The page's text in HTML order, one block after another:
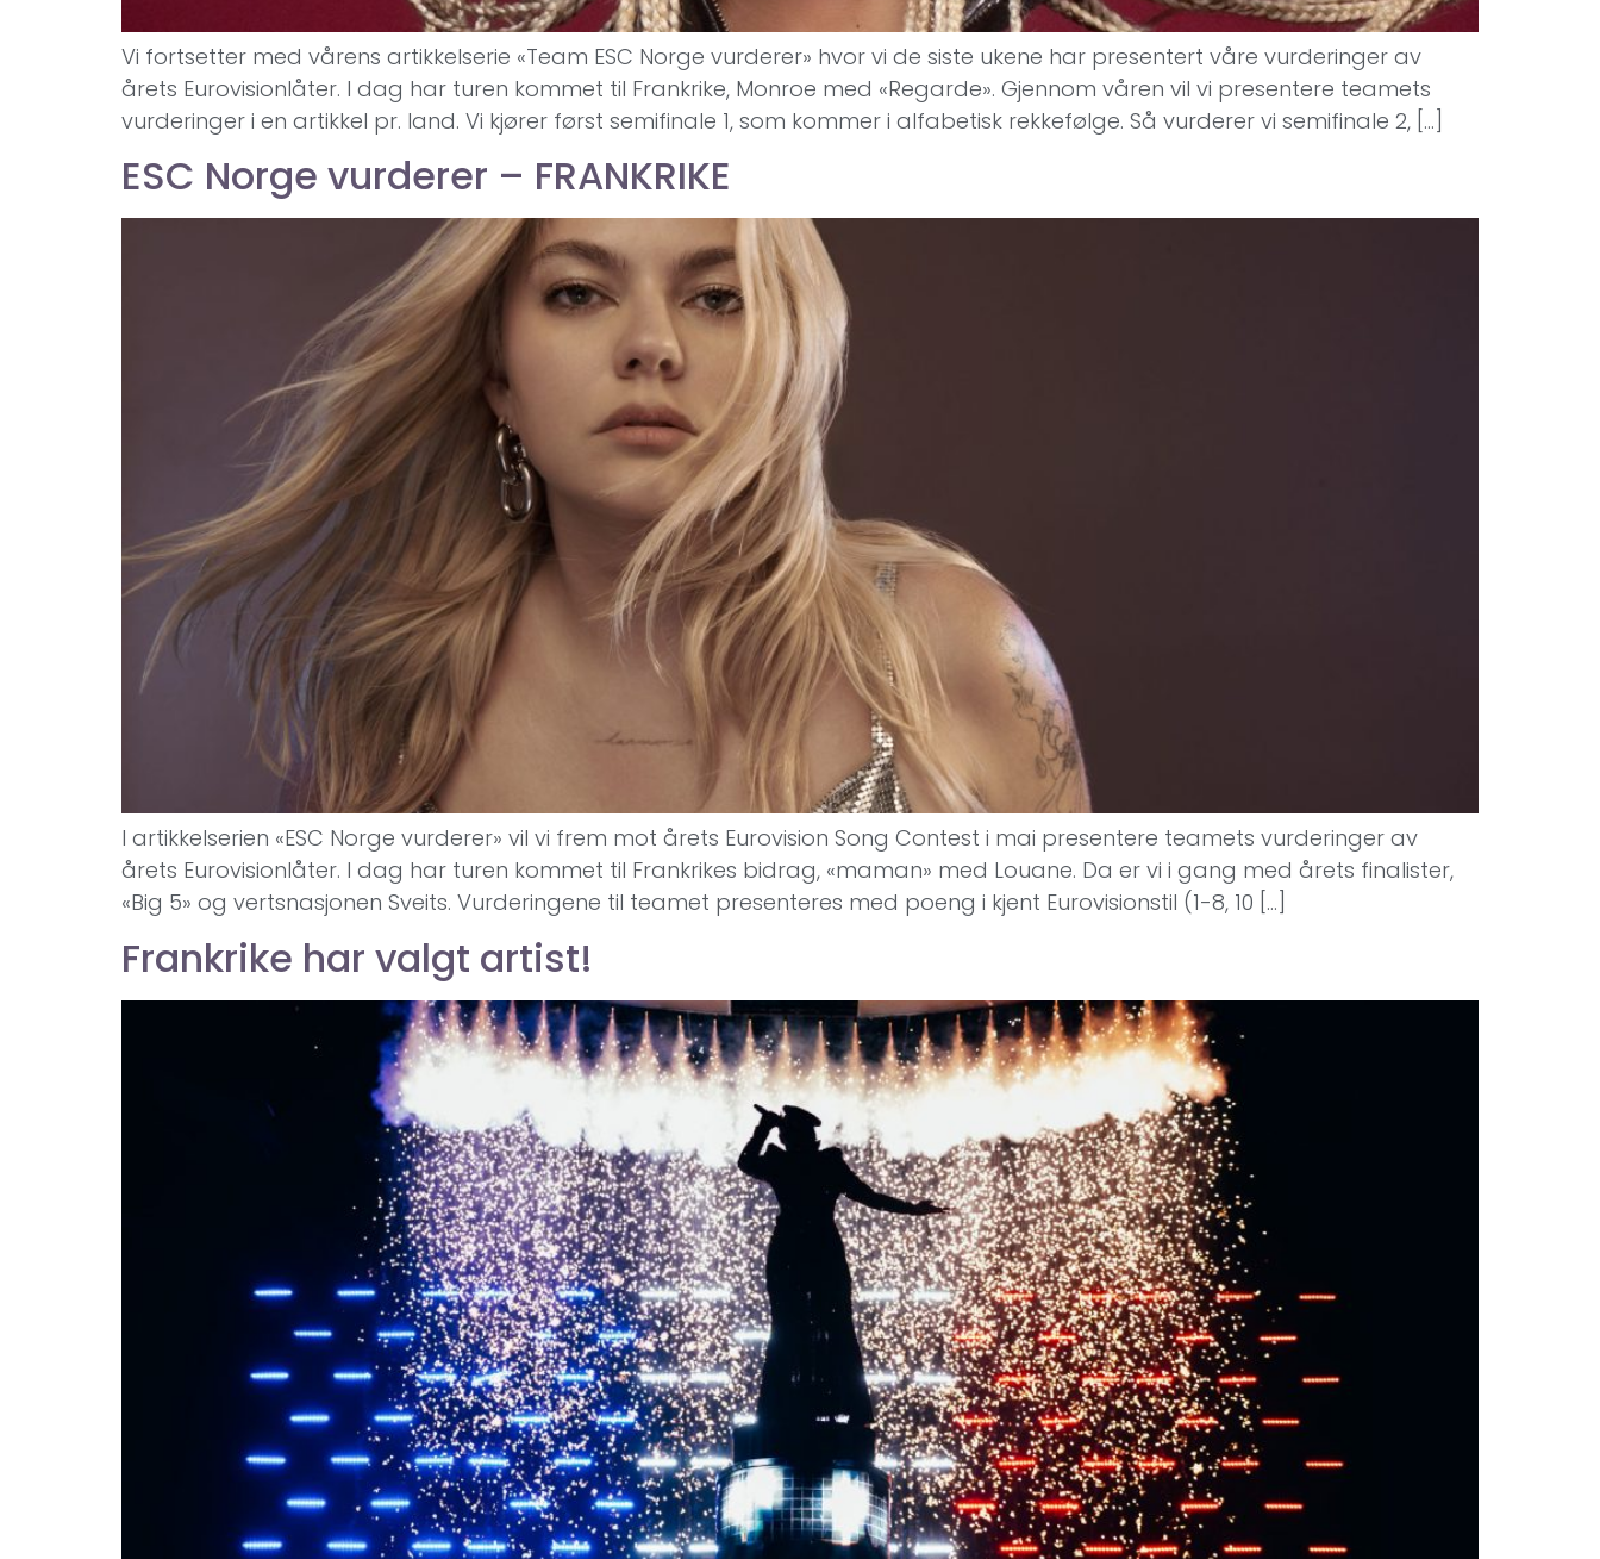
Vi fortsetter med vårens artikkelserie «Team ESC Norge vurderer» hvor vi de siste ukene har presentert våre vurderinger av
årets Eurovisionlåter. I dag har turen kommet til Frankrike, Monroe med «Regarde». Gjennom våren vil vi presentere teamets
vurderinger i en artikkel pr. land. Vi kjører først semifinale 1, som kommer i alfabetisk rekkefølge. Så vurderer vi semifinale 2, […]
ESC Norge vurderer – FRANKRIKE
I artikkelserien «ESC Norge vurderer» vil vi frem mot årets Eurovision Song Contest i mai presentere teamets vurderinger av
årets Eurovisionlåter. I dag har turen kommet til Frankrikes bidrag, «maman» med Louane. Da er vi i gang med årets finalister,
«Big 5» og vertsnasjonen Sveits. Vurderingene til teamet presenteres med poeng i kjent Eurovisionstil (1-8, 10 […]
Frankrike har valgt artist!